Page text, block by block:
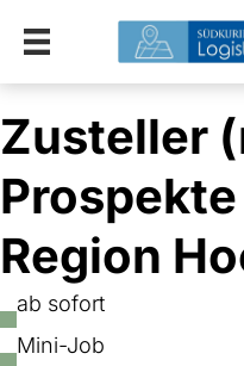
Zusteller
Region
ab sofort
Mini-Job